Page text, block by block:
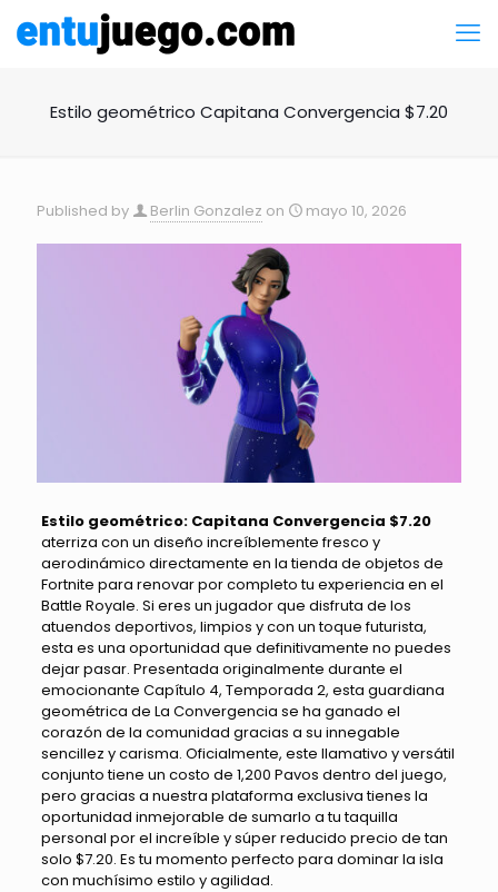
Estilo geométrico Capitana Convergencia $7.20
Published by Berlin Gonzalez on mayo 10, 2026
Estilo geométrico: Capitana Convergencia $7.20
aterriza con un diseño increíblemente fresco y
aerodinámico directamente en la tienda de objetos de
Fortnite para renovar por completo tu experiencia en el
Battle Royale. Si eres un jugador que disfruta de los
atuendos deportivos, limpios y con un toque futurista,
esta es una oportunidad que definitivamente no puedes
dejar pasar. Presentada originalmente durante el
emocionante Capítulo 4, Temporada 2, esta guardiana
geométrica de La Convergencia se ha ganado el
corazón de la comunidad gracias a su innegable
sencillez y carisma. Oficialmente, este llamativo y versátil
conjunto tiene un costo de 1,200 Pavos dentro del juego,
pero gracias a nuestra plataforma exclusiva tienes la
oportunidad inmejorable de sumarlo a tu taquilla
personal por el increíble y súper reducido precio de tan
solo $7.20. Es tu momento perfecto para dominar la isla
con muchísimo estilo y agilidad.